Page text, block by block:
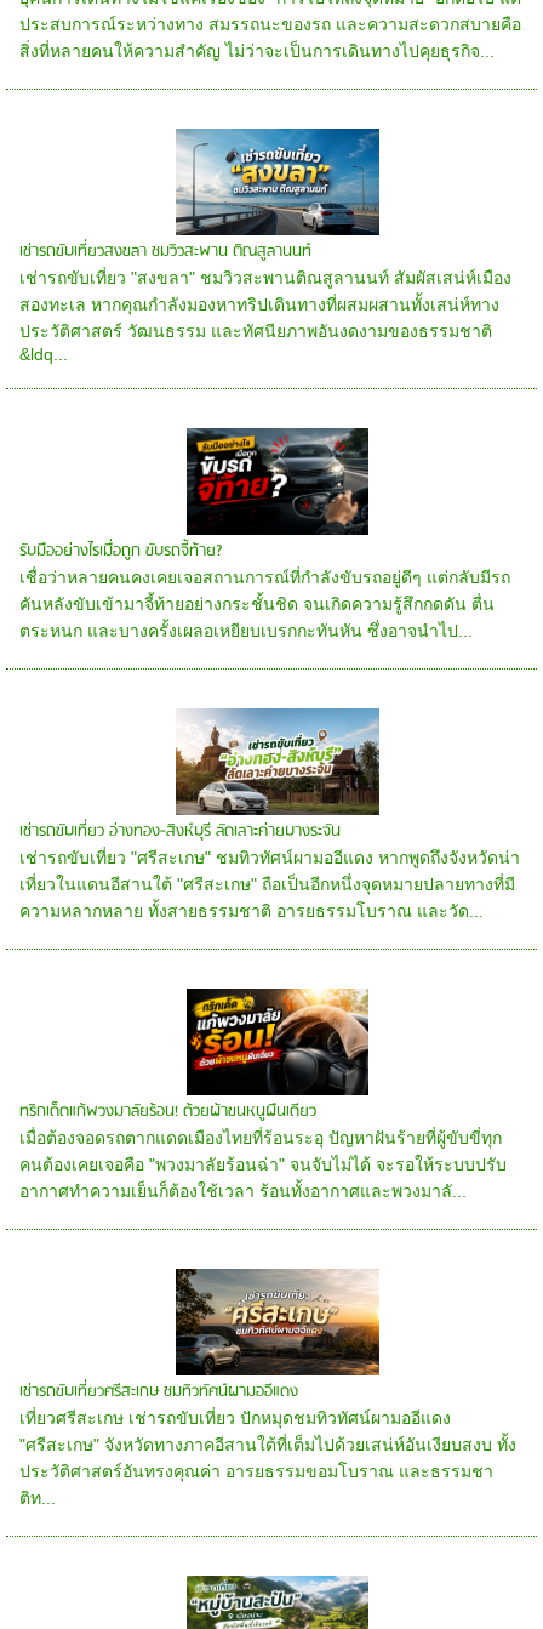
ประสบการณ์ระหว่างทาง สมรรถนะของรถ และความสะดวกสบายคือ
สิ่งที่หลายคนให้ความสำคัญ ไม่ว่าจะเป็นการเดินทางไปคุยธุรกิจ...
เช่ารถขับเที่ยวสงขลา ชมวิวสะพาน ติณสูลานนท์
เช่ารถขับเที่ยว "สงขลา" ชมวิวสะพานติณสูลานนท์ สัมผัสเสน่ห์เมือง
สองทะเล หากคุณกำลังมองหาทริปเดินทางที่ผสมผสานทั้งเสน่ห์ทาง
ประวัติศาสตร์ วัฒนธรรม และทัศนียภาพอันงดงามของธรรมชาติ
&ldq...
รับมืออย่างไรเมื่อถูก ขับรถจี้ท้าย?
เชื่อว่าหลายคนคงเคยเจอสถานการณ์ที่กำลังขับรถอยู่ดีๆ แต่กลับมีรถ
คันหลังขับเข้ามาจี้ท้ายอย่างกระชั้นชิด จนเกิดความรู้สึกกดดัน ตื่น
ตระหนก และบางครั้งเผลอเหยียบเบรกกะทันหัน ซึ่งอาจนำไป...
เช่ารถขับเที่ยว อ่างทอง-สิงห์บุรี ลัดเลาะค่ายบางระจัน
เช่ารถขับเที่ยว "ศรีสะเกษ" ชมทิวทัศน์ผามออีแดง หากพูดถึงจังหวัดน่า
เที่ยวในแดนอีสานใต้ "ศรีสะเกษ" ถือเป็นอีกหนึ่งจุดหมายปลายทางที่มี
ความหลากหลาย ทั้งสายธรรมชาติ อารยธรรมโบราณ และวัด...
ทริกเด็ดแก้พวงมาลัยร้อน! ด้วยผ้าขนหนูผืนเดียว
เมื่อต้องจอดรถตากแดดเมืองไทยที่ร้อนระอุ ปัญหาฝันร้ายที่ผู้ขับขี่ทุก
คนต้องเคยเจอคือ "พวงมาลัยร้อนฉ่า" จนจับไม่ได้ จะรอให้ระบบปรับ
อากาศทำความเย็นก็ต้องใช้เวลา ร้อนทั้งอากาศและพวงมาลั...
เช่ารถขับเที่ยวศรีสะเกษ ชมทิวทัศน์ผามออีแดง
เที่ยวศรีสะเกษ เช่ารถขับเที่ยว ปักหมุดชมทิวทัศน์ผามออีแดง
"ศรีสะเกษ" จังหวัดทางภาคอีสานใต้ที่เต็มไปด้วยเสน่ห์อันเงียบสงบ ทั้ง
ประวัติศาสตร์อันทรงคุณค่า อารยธรรมขอมโบราณ และธรรมชา
ติท...